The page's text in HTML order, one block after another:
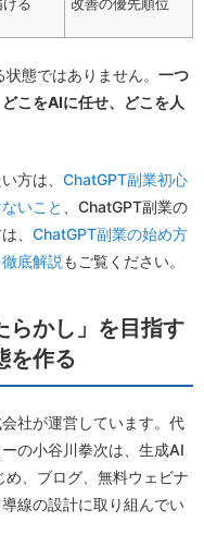
る 改善の優先順位
態ではありません。 一つ
こをAIに任せ、どこを人
方は、 ChatGPT副業初心
いこと 、ChatGPT副業の
、 ChatGPT副業の始め方
底解説もご覧ください。
らかし」を目指す
を作る
社が運営しています。代
の小谷川拳次は、生成AI
、ブログ、無料ウェビナ
線の設計に取り組んでい